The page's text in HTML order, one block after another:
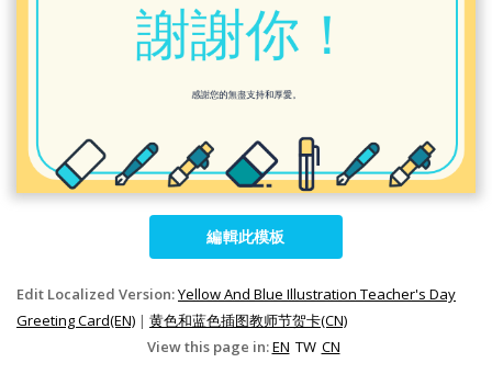
編輯此模板
Edit Localized Version:Yellow And Blue Illustration Teacher's Day
Greeting Card(EN) | 黄色和蓝色插图教师节贺卡(CN)
View this page in:EN TW CN